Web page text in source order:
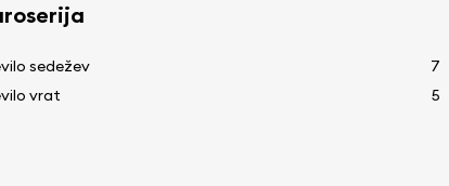
sedežev
7
vrat
5